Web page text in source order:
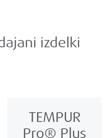
izdelki
TEMPUR
Pro® Plus